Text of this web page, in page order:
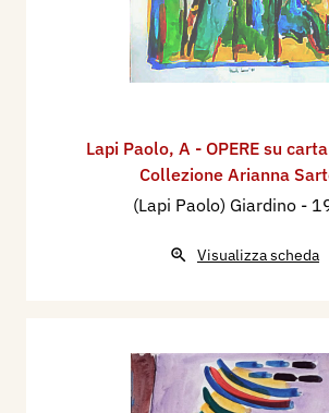
Lapi Paolo, A - OPERE su
Collezione Arianna
(Lapi Paolo) Giardino -
Visualizza scheda